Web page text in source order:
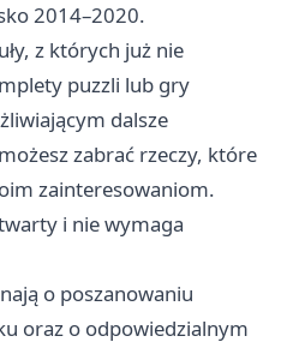
2014–2020.
z których już nie
puzzli lub gry
dalsze
zabrać rzeczy, które
zainteresowaniom.
i nie wymaga
o poszanowaniu
oraz o odpowiedzialnym